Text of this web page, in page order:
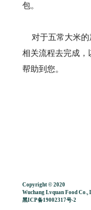
包。
对于五常大米的
相关流程去完成，
帮助到您。
Copyright © 2020
Wuchang Lvquan Food Co.,
黑ICP备19002317号-2